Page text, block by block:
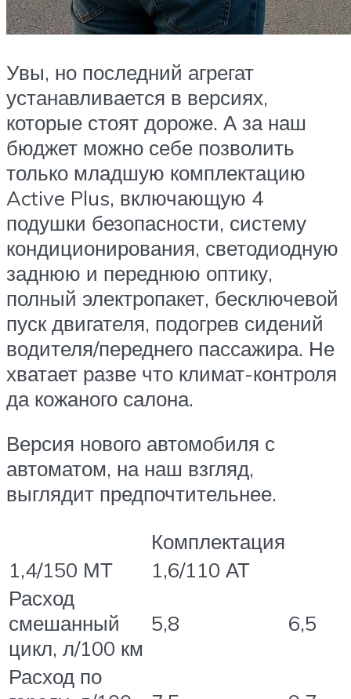
Увы, но последний агрегат
устанавливается в версиях,
которые стоят дороже. А за наш
бюджет можно себе позволить
только младшую комплектацию
Active Plus, включающую 4
подушки безопасности, систему
кондиционирования, светодиодную
заднюю и переднюю оптику,
полный электропакет, бесключевой
пуск двигателя, подогрев сидений
водителя/переднего пассажира. Не
хватает разве что климат-контроля
да кожаного салона.
Версия нового автомобиля с
автоматом, на наш взгляд,
выглядит предпочтительнее.
Комплектация
1,4/150 МТ
1,6/110 АТ
Расход
смешанный
цикл, л/100 км
5,8 6,5
Расход по